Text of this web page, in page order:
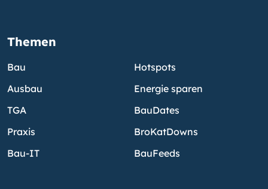
Themen
Bau
Ausbau
TGA
Praxis
Bau-IT
Hotspots
Energie sparen
BauDates
BroKatDowns
BauFeeds